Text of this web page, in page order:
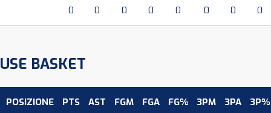
0 0 0 0 0 0 0 0
USE BASKET
POSIZIONE PTS AST FGM FGA FG% 3PM 3PA 3P%